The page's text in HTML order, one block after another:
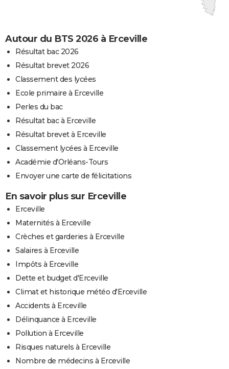
Autour du BTS 2026 à Erceville
Résultat bac 2026
Résultat brevet 2026
Classement des lycées
Ecole primaire à Erceville
Perles du bac
Résultat bac à Erceville
Résultat brevet à Erceville
Classement lycées à Erceville
Académie d'Orléans-Tours
Envoyer une carte de félicitations
En savoir plus sur Erceville
Erceville
Maternités à Erceville
Crèches et garderies à Erceville
Salaires à Erceville
Impôts à Erceville
Dette et budget d'Erceville
Climat et historique météo d'Erceville
Accidents à Erceville
Délinquance à Erceville
Pollution à Erceville
Risques naturels à Erceville
Nombre de médecins à Erceville